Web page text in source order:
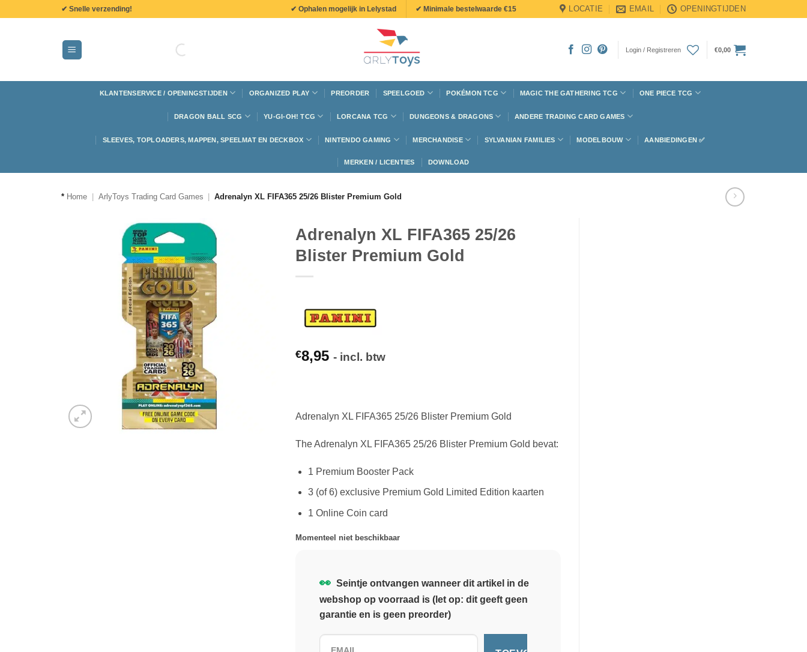
✔ Snelle verzending! ✔ Ophalen mogelijk in Lelystad ✔ Minimale bestelwaarde €15 LOCATIE EMAIL OPENINGTIJDEN
Login / Registreren €0,00
KLANTENSERVICE / OPENINGSTIJDEN ORGANIZED PLAY PREORDER SPEELGOED POKÉMON TCG MAGIC THE GATHERING TCG ONE PIECE TCG
DRAGON BALL SCG YU-GI-OH! TCG LORCANA TCG DUNGEONS & DRAGONS ANDERE TRADING CARD GAMES
SLEEVES, TOPLOADERS, MAPPEN, SPEELMAT EN DECKBOX NINTENDO GAMING MERCHANDISE SYLVANIAN FAMILIES MODELBOUW AANBIEDINGEN ✅
MERKEN / LICENTIES DOWNLOAD
* Home ArlyToys Trading Card Games Adrenalyn XL FIFA365 25/26 Blister Premium Gold
Adrenalyn XL FIFA365 25/26
Blister Premium Gold
€8,95 - incl. btw
Adrenalyn XL FIFA365 25/26 Blister Premium Gold
The Adrenalyn XL FIFA365 25/26 Blister Premium Gold bevat:
1 Premium Booster Pack
3 (of 6) exclusive Premium Gold Limited Edition kaarten
1 Online Coin card
Momenteel niet beschikbaar
👀 Seintje ontvangen wanneer dit artikel in de
webshop op voorraad is (let op: dit geeft geen
garantie en is geen preorder)